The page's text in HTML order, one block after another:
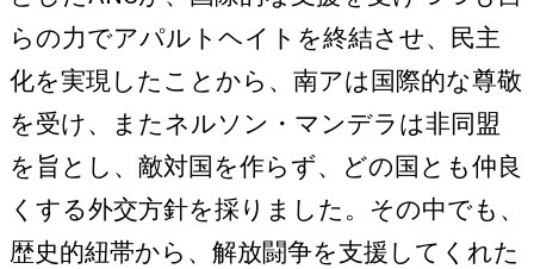
らの力でアパルトヘイトを終結させ、民主
化を実現したことから、南アは国際的な尊敬
を受け、またネルソン・マンデラは非同盟
を旨とし、敵対国を作らず、どの国とも仲良
くする外交方針を採りました。その中でも、
歴史的紐帯から、解放闘争を支援してくれた